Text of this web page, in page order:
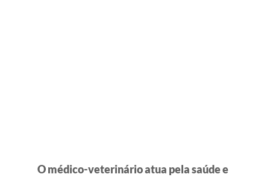
O médico-veterinário atua pela saúde e